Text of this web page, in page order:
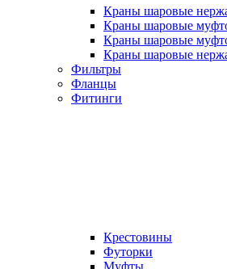
Краны шаровые
Краны шаровые
Краны шаровые
Краны шаровые
Фильтры
Фланцы
Фитинги
Крестовины
Футорки